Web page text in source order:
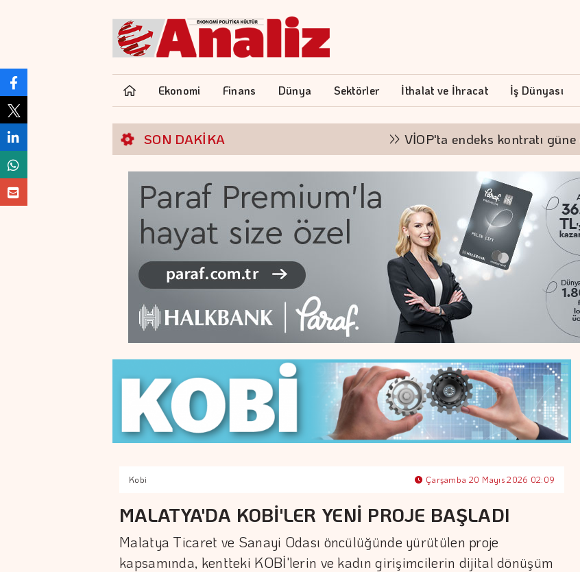
Ekonomi Finans Dünya Sektörler İthalat ve İhracat İş Dünyası
SON DAKİKA VİOP'ta endeks kontratı güne
Kobi Çarşamba 20 Mayıs 2026 02:09
MALATYA'DA KOBİ'LER YENİ PROJE BAŞLADI
Malatya Ticaret ve Sanayi Odası öncülüğünde yürütülen proje
kapsamında, kentteki KOBİ'lerin ve kadın girişimcilerin dijital dönüşüm